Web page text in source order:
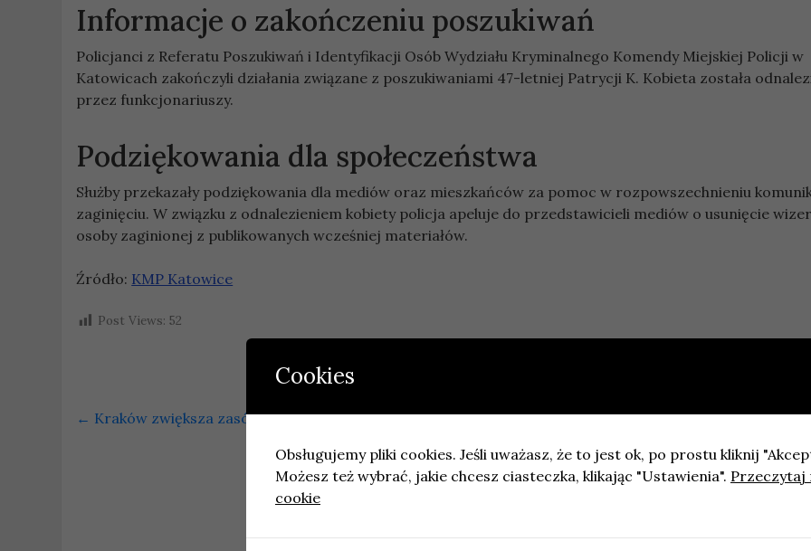
Informacje o zakończeniu poszukiwań
Policjanci z Referatu Poszukiwań i Identyfikacji Osób Wydziału Kryminalnego Komendy Miejskiej Policji w
Katowicach zakończyli działania związane z poszukiwaniami 47-letniej Patrycji K. Kobieta została
przez funkcjonariuszy.
Podziękowania dla społeczeństwa
Służby przekazały podziękowania dla mediów oraz mieszkańców za pomoc w rozpowszechnieniu
zaginięciu. W związku z odnalezieniem kobiety policja apeluje do przedstawicieli mediów o usunięcie
osoby zaginionej z publikowanych wcześniej materiałów.
Źródło: KMP Katowice
Post Views: 52
← Kraków zwiększa zasób mieszkań komunalnych: blisko 10 mln zł na nowe lokale
Cookies
Obsługujemy pliki cookies. Jeśli uważasz, że to jest ok, po prostu kliknij
Możesz też wybrać, jakie chcesz ciasteczka, klikając "Ustawienia". Przeczytaj
cookie